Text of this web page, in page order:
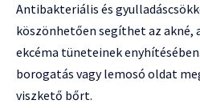
Antibakteriális és
köszönhetően segíthet az akné,
ekcéma tüneteinek
borogatás vagy lemosó oldat
viszkető bőrt.